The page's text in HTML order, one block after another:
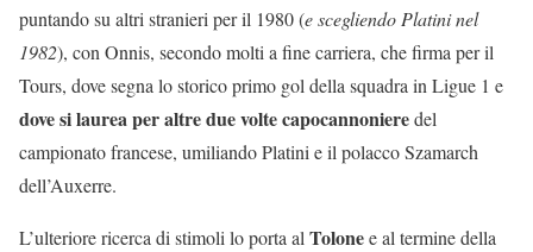
puntando su altri stranieri per il 1980 (e scegliendo Platini nel
1982), con Onnis, secondo molti a fine carriera, che firma per il
Tours, dove segna lo storico primo gol della squadra in Ligue 1 e
dove si laurea per altre due volte capocannonieredel
campionato francese, umiliando Platini e il polacco Szamarch
dell’Auxerre.
L’ulteriore ricerca di stimoli lo porta al Tolonee al termine della